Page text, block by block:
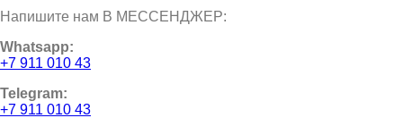
Напишите нам В МЕССЕНДЖЕР:
Whatsapp:
+7 911 010 43
Telegram:
+7 911 010 43